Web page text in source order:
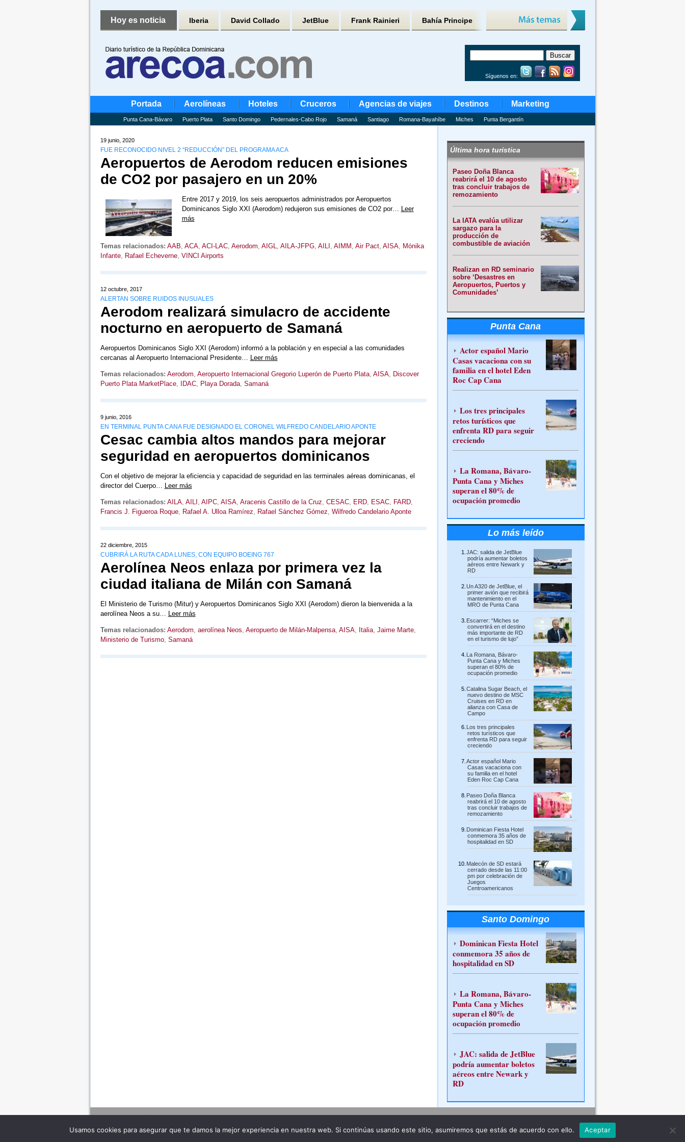
Hoy es noticia Iberia David Collado JetBlue Frank Rainieri Bahía Principe
Síguenos en:
Portada Aerolíneas Hoteles Cruceros Agencias de viajes Destinos Marketing
Punta Cana-Bávaro Puerto Plata Santo Domingo Pedernales-Cabo Rojo Samaná Santiago Romana-Bayahíbe Miches Punta Bergantín
19 junio, 2020
FUE RECONOCIDO NIVEL 2 “REDUCCIÓN” DEL PROGRAMA ACA
Aeropuertos de Aerodom reducen emisiones
de CO2 por pasajero en un 20%
Entre 2017 y 2019, los seis aeropuertos administrados por Aeropuertos
Dominicanos Siglo XXI (Aerodom) redujeron sus emisiones de CO2 por… Leer
más
Temas relacionados: AAB, ACA, ACI-LAC, Aerodom, AIGL, AILA-JFPG, AILI , AIMM , Air Pact, AISA, Mónika
Infante, Rafael Echeverne, VINCI Airports
12 octubre, 2017
ALERTAN SOBRE RUIDOS INUSUALES
Aerodom realizará simulacro de accidente
nocturno en aeropuerto de Samaná
Aeropuertos Dominicanos Siglo XXI (Aerodom) informó a la población y en especial a las comunidades
cercanas al Aeropuerto Internacional Presidente… Leer más
Temas relacionados: Aerodom, Aeropuerto Internacional Gregorio Luperón de Puerto Plata, AISA, Discover
Puerto Plata MarketPlace, IDAC, Playa Dorada, Samaná
9 junio, 2016
EN TERMINAL PUNTA CANA FUE DESIGNADO EL CORONEL WILFREDO CANDELARIO APONTE
Cesac cambia altos mandos para mejorar
seguridad en aeropuertos dominicanos
Con el objetivo de mejorar la eficiencia y capacidad de seguridad en las terminales aéreas dominicanas, el
director del Cuerpo… Leer más
Temas relacionados: AILA, AILI , AIPC, AISA, Aracenis Castillo de la Cruz, CESAC, ERD, ESAC, FARD,
Francis J. Figueroa Roque, Rafael A. Ulloa Ramírez, Rafael Sánchez Gómez, Wilfredo Candelario Aponte
22 diciembre, 2015
CUBRIRÁ LA RUTA CADA LUNES, CON EQUIPO BOEING 767
Aerolínea Neos enlaza por primera vez la
ciudad italiana de Milán con Samaná
El Ministerio de Turismo (Mitur) y Aeropuertos Dominicanos Siglo XXI (Aerodom) dieron la bienvenida a la
aerolínea Neos a su… Leer más
Temas relacionados: Aerodom, aerolínea Neos, Aeropuerto de Milán-Malpensa, AISA, Italia, Jaime Marte,
Ministerio de Turismo, Samaná
Última hora turística
Paseo Doña Blanca
reabrirá el 10 de agosto
tras concluir trabajos de
remozamiento
La IATA evalúa utilizar
sargazo para la
producción de
combustible de aviación
Realizan en RD seminario
sobre ‘Desastres en
Aeropuertos, Puertos y
Comunidades’
Punta Cana
Actor español Mario
Casas vacaciona con su
familia en el hotel Eden
Roc Cap Cana
Los tres principales
retos turísticos que
enfrenta RD para seguir
creciendo
La Romana, Bávaro-
Punta Cana y Miches
superan el 80% de
ocupación promedio
Lo más leído
JAC: salida de JetBlue
podría aumentar boletos
aéreos entre Newark y
RD
Un A320 de JetBlue, el
primer avión que recibirá
mantenimiento en el
MRO de Punta Cana
Escarrer: “Miches se
convertirá en el destino
más importante de RD
en el turismo de lujo”
La Romana, Bávaro-
Punta Cana y Miches
superan el 80% de
ocupación promedio
Catalina Sugar Beach, el
nuevo destino de MSC
Cruises en RD en
alianza con Casa de
Campo
Los tres principales
retos turísticos que
enfrenta RD para seguir
creciendo
Actor español Mario
Casas vacaciona con
su familia en el hotel
Eden Roc Cap Cana
Paseo Doña Blanca
reabrirá el 10 de agosto
tras concluir trabajos de
remozamiento
Dominican Fiesta Hotel
conmemora 35 años de
hospitalidad en SD
Malecón de SD estará
cerrado desde las 11:00
pm por celebración de
Juegos
Centroamericanos
Santo Domingo
Dominican Fiesta Hotel
conmemora 35 años de
hospitalidad en SD
La Romana, Bávaro-
Punta Cana y Miches
superan el 80% de
ocupación promedio
JAC: salida de JetBlue
podría aumentar boletos
aéreos entre Newark y
RD
Usamos cookies para asegurar que te damos la mejor experiencia en nuestra web. Si continúas usando este sitio, asumiremos que estás de acuerdo con ello. Aceptar